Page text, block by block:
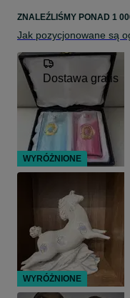
ZNALEŹLIŚMY PONAD 1
Jak pozycjonowane są
Dostawa gratis
WYRÓŻNIONE
WYRÓŻNIONE